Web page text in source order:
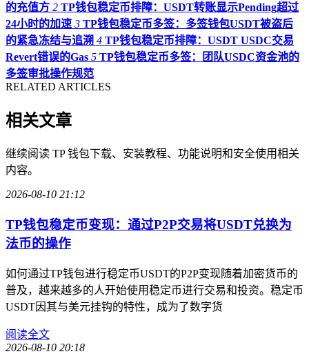
的充值方 2 TP钱包稳定币排障：USDT转账显示Pending超过
24小时的加速 3 TP钱包稳定币多签：多签钱包USDT被盗后
的紧急冻结与追溯 4 TP钱包稳定币排障：USDT USDC交易
Revert错误的Gas 5 TP钱包稳定币多签：团队USDC资金池的
多签审批操作规范
RELATED ARTICLES
相关文章
继续阅读 TP 钱包下载、安装教程、功能说明和安全使用相关
内容。
2026-08-10 21:12
TP钱包稳定币变现：通过P2P交易将USDT兑换为
法币的操作
如何通过TP钱包进行稳定币USDT的P2P变现随着加密货币的
普及，越来越多的人开始使用稳定币进行交易和投资。稳定币
USDT因其与美元挂钩的特性，成为了数字货
阅读全文
2026-08-10 20:18